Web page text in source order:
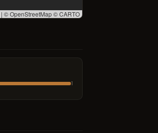
| © OpenStreetMap © CARTO
1